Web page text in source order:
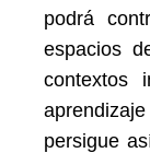
podrá
espacios
contextos
persigue